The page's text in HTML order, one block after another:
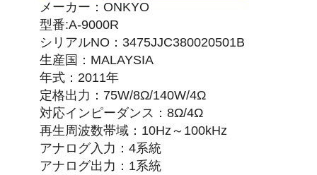
メーカー：ONKYO
型番:A-9000R
シリアルNO：3475JJC380020501B
生産国：MALAYSIA
年式：2011年
定格出力：75W/8Ω/140W/4Ω
対応インピーダンス：8Ω/4Ω
再生周波数帯域：10Hz～100kHz
アナログ入力：4系統
アナログ出力：1系統